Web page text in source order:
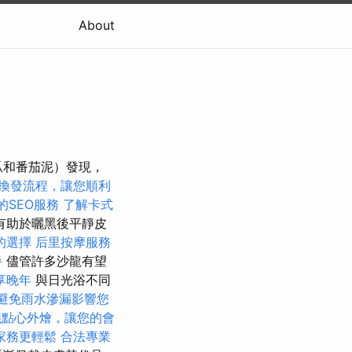
About
番茄泥）發現，
發流程，讓您順利
SEO服務 了解卡式
於曬黑後平靜皮
選擇 后里按摩服務
儘管許多沙龍有望
晚年 與日光浴不同
免雨水滲漏影響您
心外燴，讓您的會
務更輕鬆 合法專業